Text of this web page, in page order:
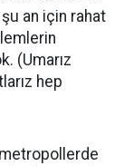
an için rahat
(Umarız
hep